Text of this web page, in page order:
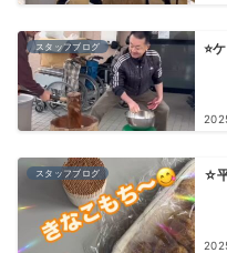
スタッフブログ ⭐️
スタッフブログ ☆